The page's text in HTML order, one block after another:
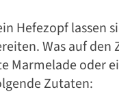
Hefezopf lassen
Was auf
Marmelade oder
Zutaten: